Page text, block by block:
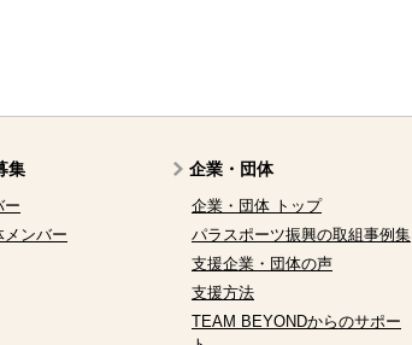
集
ー
メンバー
企業・団体
企業・団体 トップ
パラスポーツ振興の取組事例集
支援企業・団体の声
支援方法
TEAM BEYONDからのサポー